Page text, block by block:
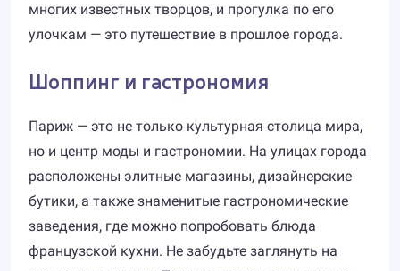
многих известных творцов, и прогулка по его
улочкам — это путешествие в прошлое города.
Шоппинг и гастрономия
Париж — это не только культурная столица мира,
но и центр моды и гастрономии. На улицах города
расположены элитные магазины, дизайнерские
бутики, а также знаменитые гастрономические
заведения, где можно попробовать блюда
французской кухни. Не забудьте заглянуть на